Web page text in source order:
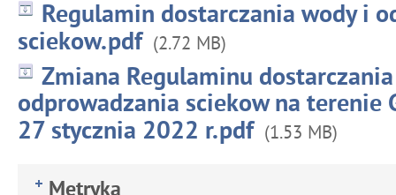
Regulamin dostarczania wody i
sciekow.pdf (2.72 MB)
Zmiana Regulaminu
odprowadzania sciekow na terenie
27 stycznia 2022 r.pdf (1.53 MB)